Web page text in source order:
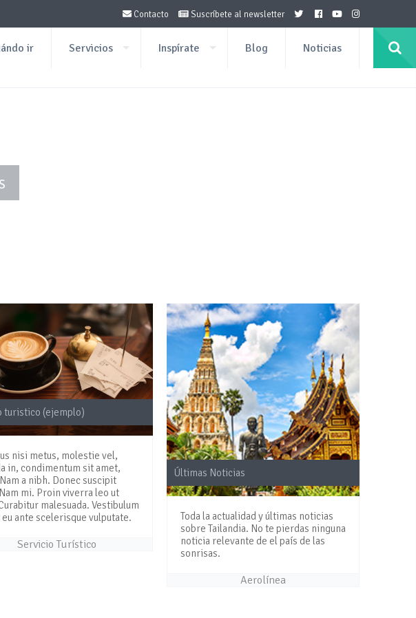
Contacto Suscríbete al newsletter
ir Servicios Inspírate Blog Noticias
turistico (ejemplo)
nisi metus, molestie vel,
in, condimentum sit amet,
a nibh. Donec suscipit
mi. Proin viverra leo ut
malesuada. Vestibulum
ante scelerisque vulputate.
Servicio Turístico
Últimas Noticias
Toda la actualidad y últimas noticias
sobre Tailandia. No te pierdas ninguna
noticia relevante de el país de las
sonrisas.
Aerolínea